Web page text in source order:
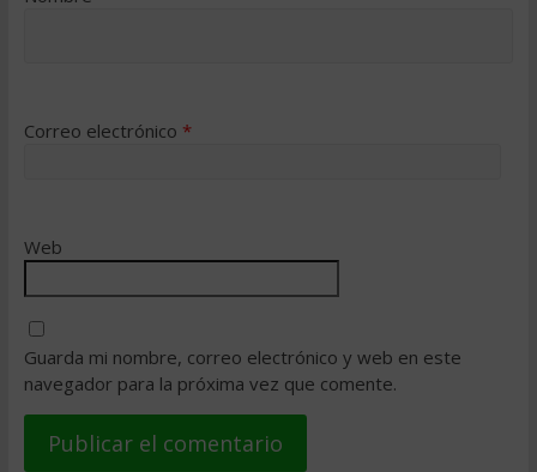
Correo electrónico *
Web
Guarda mi nombre, correo electrónico y web en este
navegador para la próxima vez que comente.